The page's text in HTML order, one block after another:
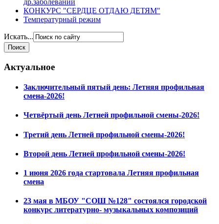
др.заболеваний
КОНКУРС "СЕРДЦЕ ОТДАЮ ДЕТЯМ"
Температурный режим
Искать...
Актуальное
Заключительный пятый день: Летняя профильная
смена-2026!
Четвёртый день Летней профильной смены-2026!
Третий день Летней профильной смены-2026!
Второй день Летней профильной смены-2026!
1 июня 2026 года стартовала Летняя профильная
смена
23 мая в МБОУ "СОШ №128" состоялся городской
конкурс литературно- музыкальных композиций